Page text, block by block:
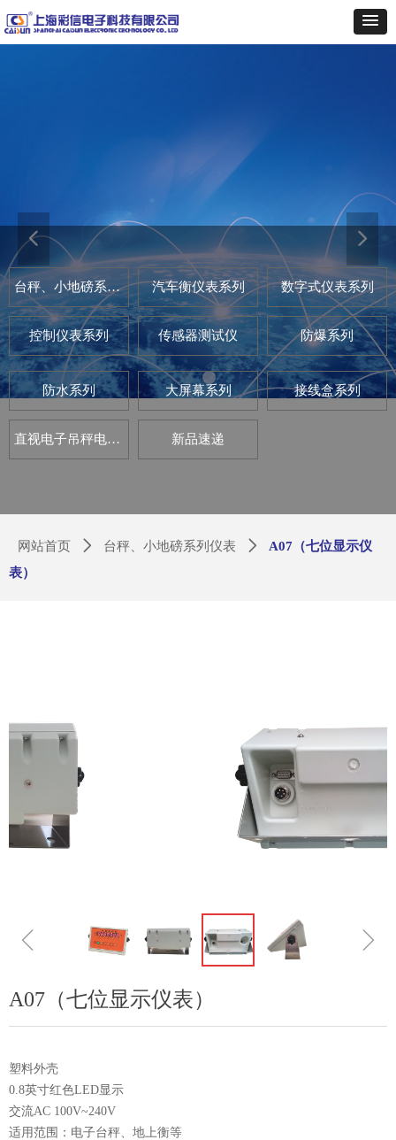
网站首页 ꄲ 台秤、小地磅系列仪表 ꄲ
A07（七位显示仪
表）
ꁆ ꁇ
A07（七位显示仪表）
塑料外壳
0.8英寸红色LED显示
交流AC 100V~240V
适用范围：电子台秤、地上衡等
台秤、小地磅系列仪表 汽车衡仪表系列 数字式仪表系列
控制仪表系列 传感器测试仪 防爆系列
防水系列 大屏幕系列 接线盒系列
直视电子吊秤电路板套件 新品速递
넳 넲